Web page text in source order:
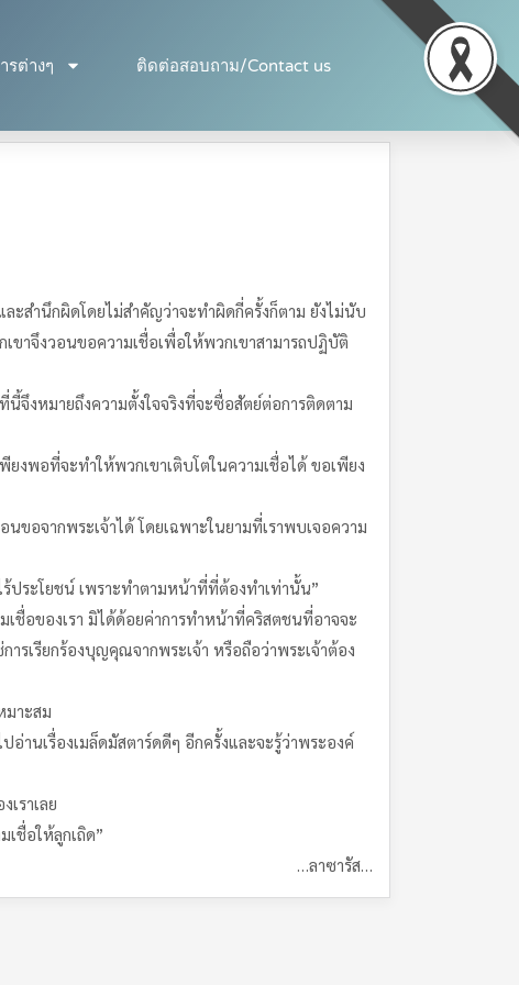
รต่างๆ ติดต่อสอบถาม/Contact us
ะสำนึกผิดโดยไม่สำคัญว่าจะทำผิดกี่ครั้งก็ตาม ยังไม่นับ
ขาจึงวอนขอความเชื่อเพื่อให้พวกเขาสามารถปฏิบัติ
จึงหมายถึงความตั้งใจจริงที่จะซื่อสัตย์ต่อการติดตาม
ยงพอที่จะทำให้พวกเขาเติบโตในความเชื่อได้ ขอเพียง
ขอจากพระเจ้าได้ โดยเฉพาะในยามที่เราพบเจอความ
ประโยชน์ เพราะทำตามหน้าที่ที่ต้องทำเท่านั้น”
ชื่อของเรา มิได้ด้อยค่าการทำหน้าที่คริสตชนที่อาจจะ
รเรียกร้องบุญคุณจากพระเจ้า หรือถือว่าพระเจ้าต้อง
มาะสม
านเรื่องเมล็ดมัสตาร์ดดีๆ อีกครั้งและจะรู้ว่าพระองค์
ราเลย
ชื่อให้ลูกเถิด”
…ลาซารัส…